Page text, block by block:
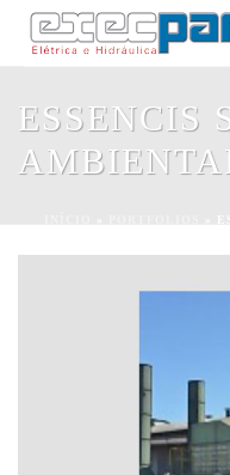
ESSENCIS